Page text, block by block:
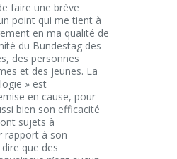
faire une brève
point qui me tient à
en ma qualité de
du Bundestag des
des personnes
et des jeunes. La
» est
en cause, pour
bien son efficacité
sujets à
rapport à son
que des